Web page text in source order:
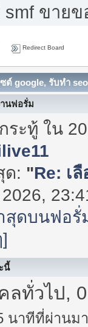
smf ขาย
Redirect Board
ต์ google, รับทำ
นฟอรั่ม
ระทู้ ใน
ด: "Re: เ
สุดบนฟอรั่
นี้
ลทั่วไป,
นาทีที่ผ่านม